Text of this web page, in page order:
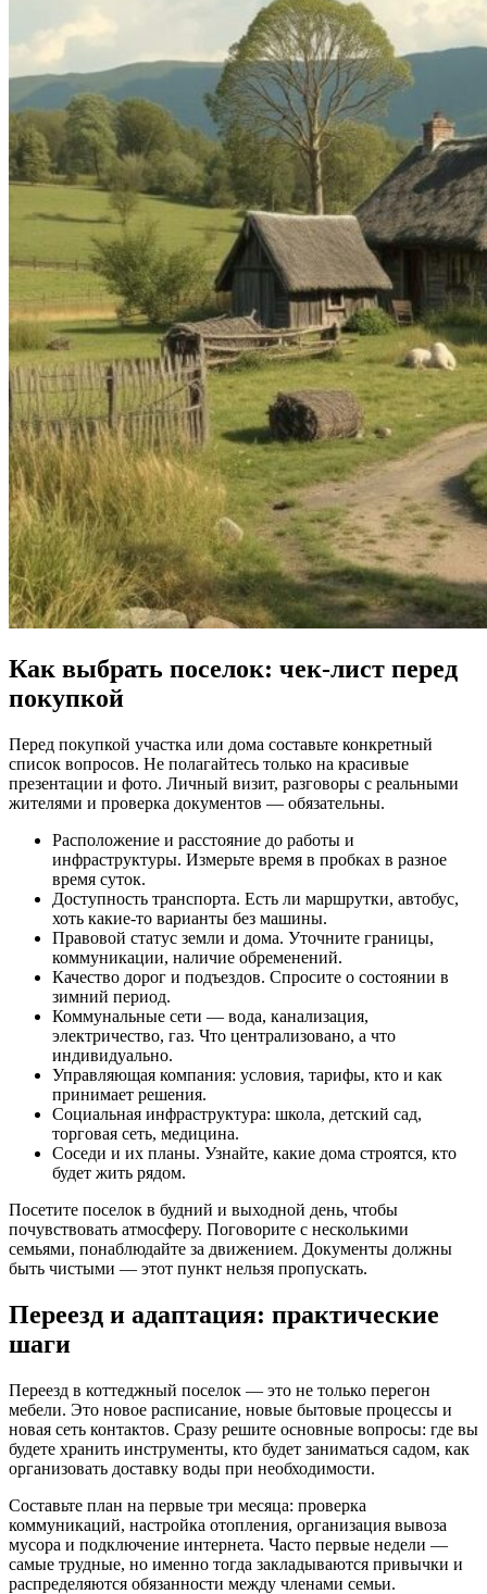
Как выбрать поселок: чек-лист перед
покупкой
Перед покупкой участка или дома составьте конкретный
список вопросов. Не полагайтесь только на красивые
презентации и фото. Личный визит, разговоры с реальными
жителями и проверка документов — обязательны.
Расположение и расстояние до работы и
инфраструктуры. Измерьте время в пробках в разное
время суток.
Доступность транспорта. Есть ли маршрутки, автобус,
хоть какие-то варианты без машины.
Правовой статус земли и дома. Уточните границы,
коммуникации, наличие обременений.
Качество дорог и подъездов. Спросите о состоянии в
зимний период.
Коммунальные сети — вода, канализация,
электричество, газ. Что централизовано, а что
индивидуально.
Управляющая компания: условия, тарифы, кто и как
принимает решения.
Социальная инфраструктура: школа, детский сад,
торговая сеть, медицина.
Соседи и их планы. Узнайте, какие дома строятся, кто
будет жить рядом.
Посетите поселок в будний и выходной день, чтобы
почувствовать атмосферу. Поговорите с несколькими
семьями, понаблюдайте за движением. Документы должны
быть чистыми — этот пункт нельзя пропускать.
Переезд и адаптация: практические
шаги
Переезд в коттеджный поселок — это не только перегон
мебели. Это новое расписание, новые бытовые процессы и
новая сеть контактов. Сразу решите основные вопросы: где вы
будете хранить инструменты, кто будет заниматься садом, как
организовать доставку воды при необходимости.
Составьте план на первые три месяца: проверка
коммуникаций, настройка отопления, организация вывоза
мусора и подключение интернета. Часто первые недели —
самые трудные, но именно тогда закладываются привычки и
распределяются обязанности между членами семьи.